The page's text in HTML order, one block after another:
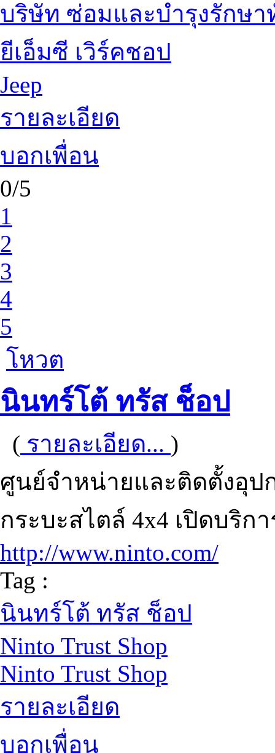
บริษัท ซ่อมและบำรุงรักษา
ยีเอ็มซี เวิร์คชอป
Jeep
รายละเอียด
บอกเพื่อน
0/5
1
2
3
4
5
โหวต
นินทร์โต้ ทรัส ช็อป
( รายละเอียด... )
ศูนย์จำหน่ายและติดตั้งอุ
กระบะสไตล์ 4x4 เปิดบริก
http://www.ninto.com/
Tag :
นินทร์โต้ ทรัส ช็อป
Ninto Trust Shop
Ninto Trust Shop
รายละเอียด
บอกเพื่อน